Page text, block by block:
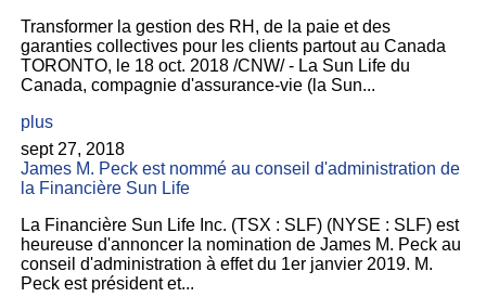
Transformer la gestion des RH, de la paie et des
garanties collectives pour les clients partout au Canada
TORONTO, le 18 oct. 2018 /CNW/ - La Sun Life du
Canada, compagnie d'assurance-vie (la Sun...
plus
sept 27, 2018
James M. Peck est nommé au conseil d'administration de
la Financière Sun Life
La Financière Sun Life Inc. (TSX : SLF) (NYSE : SLF) est
heureuse d'annoncer la nomination de James M. Peck au
conseil d'administration à effet du 1er janvier 2019. M.
Peck est président et...